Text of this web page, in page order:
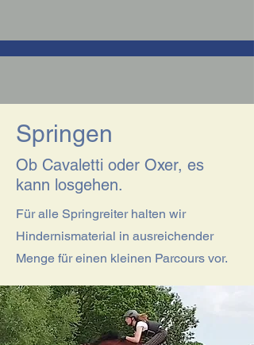
Springen
Ob Cavaletti oder Oxer, es
kann losgehen.
Für alle Springreiter halten wir
Hindernismaterial in ausreichender
Menge für einen kleinen Parcours vor.